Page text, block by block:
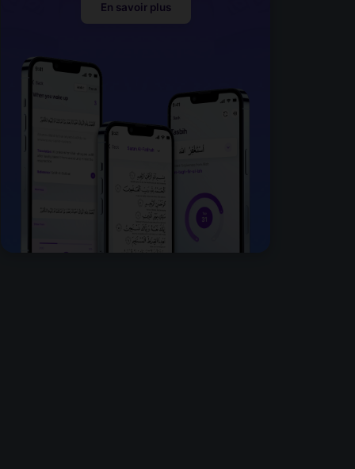
En savoir plus